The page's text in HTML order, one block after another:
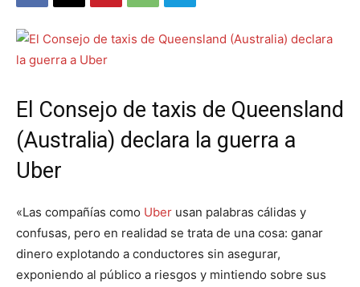
El Consejo de taxis de Queensland
(Australia) declara la guerra a
Uber
«Las compañías como Uber usan palabras cálidas y
confusas, pero en realidad se trata de una cosa: ganar
dinero explotando a conductores sin asegurar,
exponiendo al público a riesgos y mintiendo sobre sus